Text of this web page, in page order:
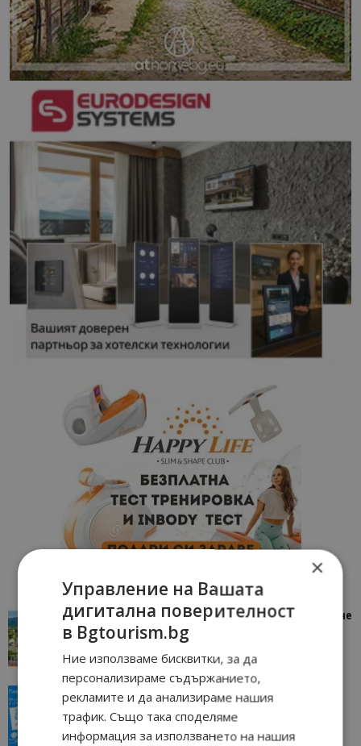
“Пощенска картичка от…”: Петрич – Изживяване
отвъд очакваното
11/07/2026 11:22
“Пощенска картичка от…”: Пловдив, градът на
всички времена
×
Управление на Вашата
дигитална поверителност
в Bgtourism.bg
Ние използваме бисквитки, за да
персонализираме съдържанието,
рекламите и да анализираме нашия
трафик. Също така споделяме
информация за използването на нашия